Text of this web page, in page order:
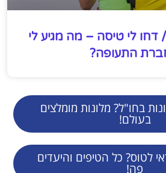
דחו לי טיסה – מה מגיע לי
התעופה?
בחו"ל? מלונות מומלצים
בעולם!
לטוס? כל הטיפים והיעדים
פה!